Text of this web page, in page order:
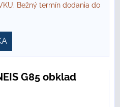
Bežný termín dodania do
G85 obklad